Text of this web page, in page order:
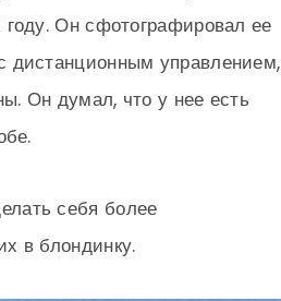
Он сфотографировал ее
дистанционным управлением,
Он думал, что у нее есть
себя более
в блондинку.